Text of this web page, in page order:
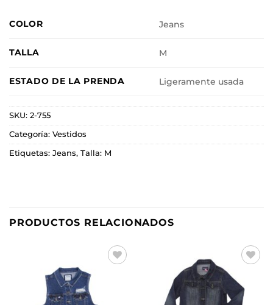
COLOR Jeans
TALLA M
ESTADO DE LA PRENDA Ligeramente usada
SKU: 2-755
Categoría: Vestidos
Etiquetas: Jeans, Talla: M
PRODUCTOS RELACIONADOS
a la
lista de
deseos